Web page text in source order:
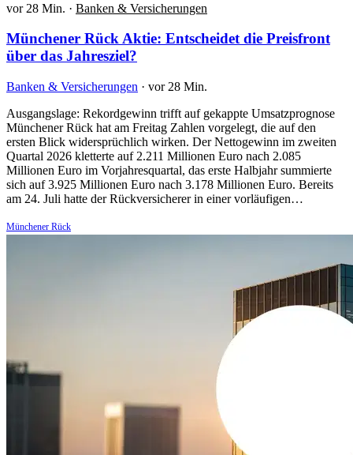
vor 28 Min. · Banken & Versicherungen
Münchener Rück Aktie: Entscheidet die Preisfront
über das Jahresziel?
Banken & Versicherungen · vor 28 Min.
Ausgangslage: Rekordgewinn trifft auf gekappte Umsatzprognose
Münchener Rück hat am Freitag Zahlen vorgelegt, die auf den
ersten Blick widersprüchlich wirken. Der Nettogewinn im zweiten
Quartal 2026 kletterte auf 2.211 Millionen Euro nach 2.085
Millionen Euro im Vorjahresquartal, das erste Halbjahr summierte
sich auf 3.925 Millionen Euro nach 3.178 Millionen Euro. Bereits
am 24. Juli hatte der Rückversicherer in einer vorläufigen…
Münchener Rück